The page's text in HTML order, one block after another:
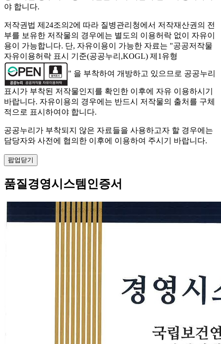
야 합니다.
저작권법 제24조의2에 따라 질병관리청에서 저작재산권의 전
부를 보유한 저작물의 경우에는 별도의 이용허락 없이 자유이
용이 가능합니다. 단, 자유이용이 가능한 자료는 "공공저작물
자유이용허락 표시 기준(공공누리,KOGL) 제1유형
" 을 부착하여 개방하고 있으므로 공공누리
표시가 부착된 저작물인지를 확인한 이후에 자유 이용하시기
바랍니다. 자유이용의 경우에는 반드시 저작물의 출처를 구체
적으로 표시하여야 합니다.
공공누리가 부착되지 않은 자료들을 사용하고자 할 경우에는
담당자와 사전에 협의한 이후에 이용하여 주시기 바랍니다.
팝업닫기
품질경영시스템인증서